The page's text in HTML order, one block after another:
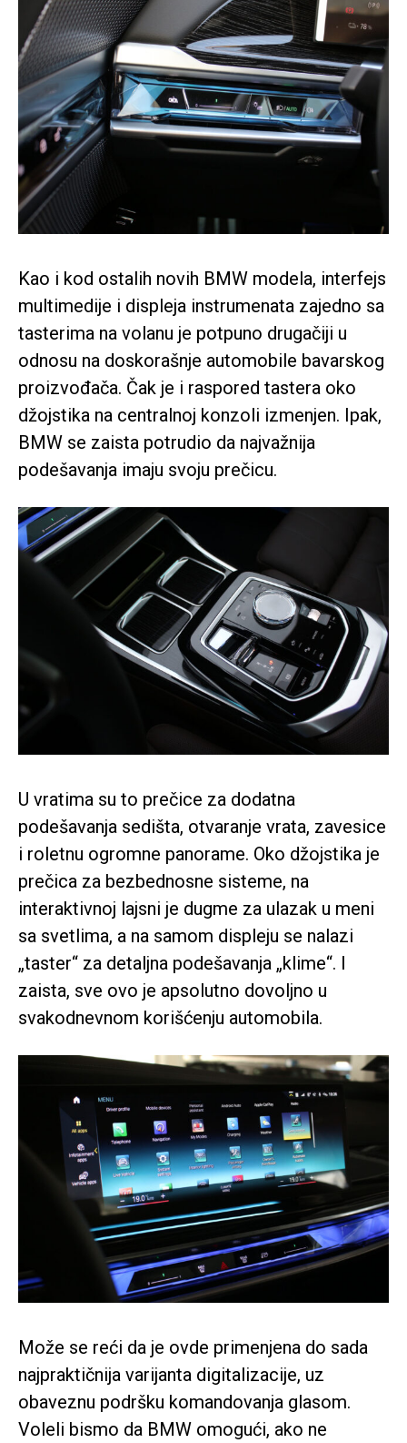
Kao i kod ostalih novih BMW modela, interfejs
multimedije i displeja instrumenata zajedno sa
tasterima na volanu je potpuno drugačiji u
odnosu na doskorašnje automobile bavarskog
proizvođača. Čak je i raspored tastera oko
džojstika na centralnoj konzoli izmenjen. Ipak,
BMW se zaista potrudio da najvažnija
podešavanja imaju svoju prečicu.
U vratima su to prečice za dodatna
podešavanja sedišta, otvaranje vrata, zavesice
i roletnu ogromne panorame. Oko džojstika je
prečica za bezbednosne sisteme, na
interaktivnoj lajsni je dugme za ulazak u meni
sa svetlima, a na samom displeju se nalazi
„taster“ za detaljna podešavanja „klime“. I
zaista, sve ovo je apsolutno dovoljno u
svakodnevnom korišćenju automobila.
Može se reći da je ovde primenjena do sada
najpraktičnija varijanta digitalizacije, uz
obaveznu podršku komandovanja glasom.
Voleli bismo da BMW omogući, ako ne